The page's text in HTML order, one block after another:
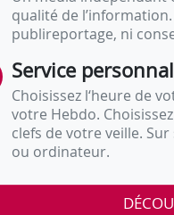
qualité de
publireportage, ni
Service
Choisissez l‘heure de
votre Hebdo.
clefs de votre veille.
ou ordinateur.